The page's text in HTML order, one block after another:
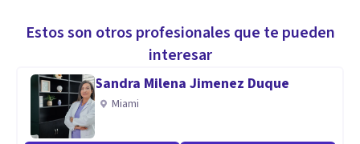
Estos son otros profesionales que te pueden
interesar
Sandra Milena Jimenez Duque
Miami